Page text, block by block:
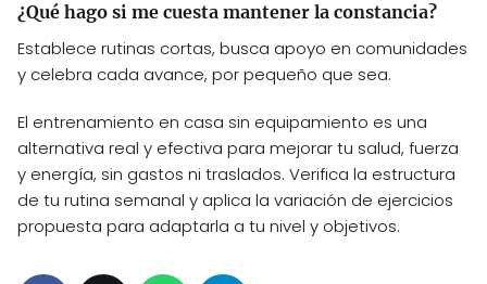
¿Qué hago si me cuesta mantener la constancia?
Establece rutinas cortas, busca apoyo en comunidades
y celebra cada avance, por pequeño que sea.
El entrenamiento en casa sin equipamiento es una
alternativa real y efectiva para mejorar tu salud, fuerza
y energía, sin gastos ni traslados. Verifica la estructura
de tu rutina semanal y aplica la variación de ejercicios
propuesta para adaptarla a tu nivel y objetivos.